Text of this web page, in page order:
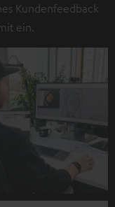
Kundenfeedback
ein.